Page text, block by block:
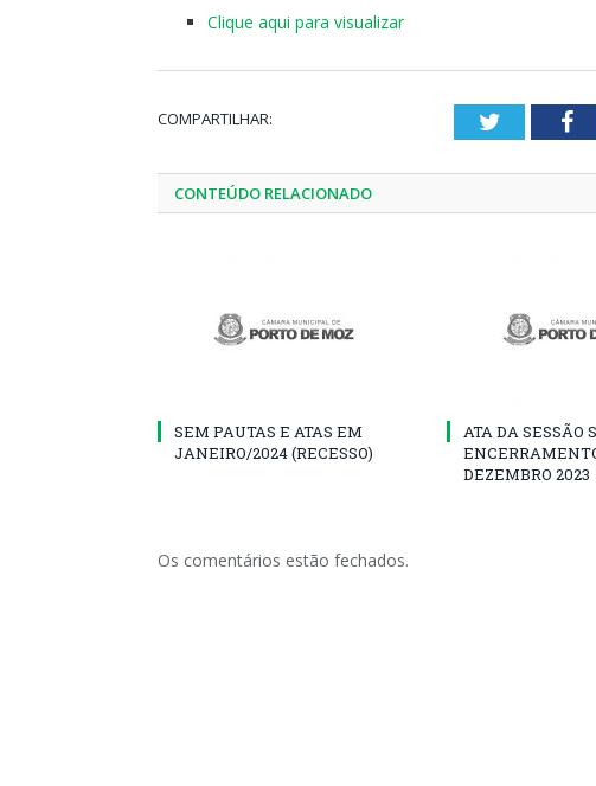
Clique aqui para visualizar
COMPARTILHAR: Twitter
CONTEÚDO RELACIONADO
SEM PAUTAS E ATAS EM
JANEIRO/2024 (RECESSO)
ATA DA SESSÃO
DEZEMBRO 2023
Os comentários estão fechados.